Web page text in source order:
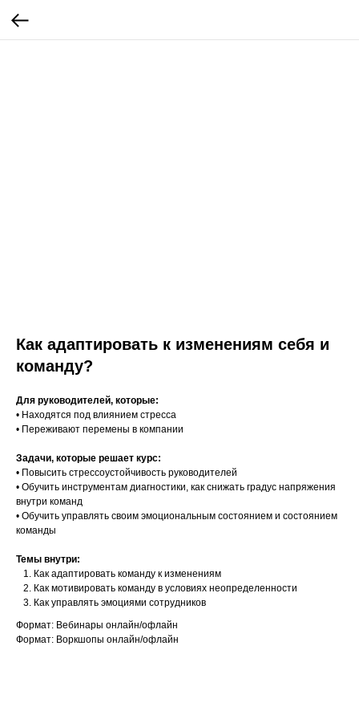
Как адаптировать к изменениям себя и
команду?
Для руководителей, которые:
• Находятся под влиянием стресса
• Переживают перемены в компании
Задачи, которые решает курс:
• Повысить стрессоустойчивость руководителей
• Обучить инструментам диагностики, как снижать градус напряжения
внутри команд
• Обучить управлять своим эмоциональным состоянием и состоянием
команды
Темы внутри:
Как адаптировать команду к изменениям
Как мотивировать команду в условиях неопределенности
Как управлять эмоциями сотрудников
Формат: Вебинары онлайн/офлайн
Формат: Воркшопы онлайн/офлайн